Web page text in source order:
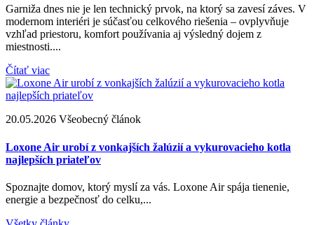
Garniža dnes nie je len technický prvok, na ktorý sa zavesí záves. V
modernom interiéri je súčasťou celkového riešenia – ovplyvňuje
vzhľad priestoru, komfort používania aj výsledný dojem z
miestnosti....
Čítať viac
20.05.2026 Všeobecný článok
Loxone Air urobí z vonkajších žalúzií a vykurovacieho kotla
najlepších priateľov
Spoznajte domov, ktorý myslí za vás. Loxone Air spája tienenie,
energie a bezpečnosť do celku,...